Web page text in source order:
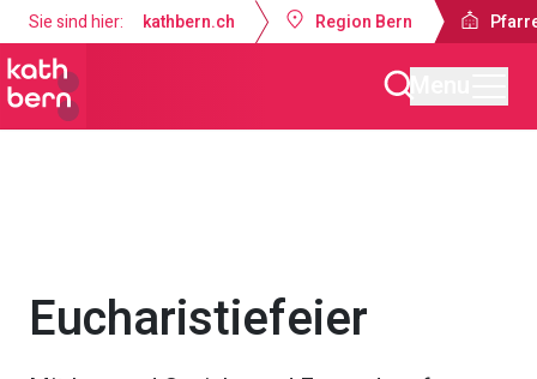
Sie sind hier: kathbern.ch Region Bern
Eucharistiefeier